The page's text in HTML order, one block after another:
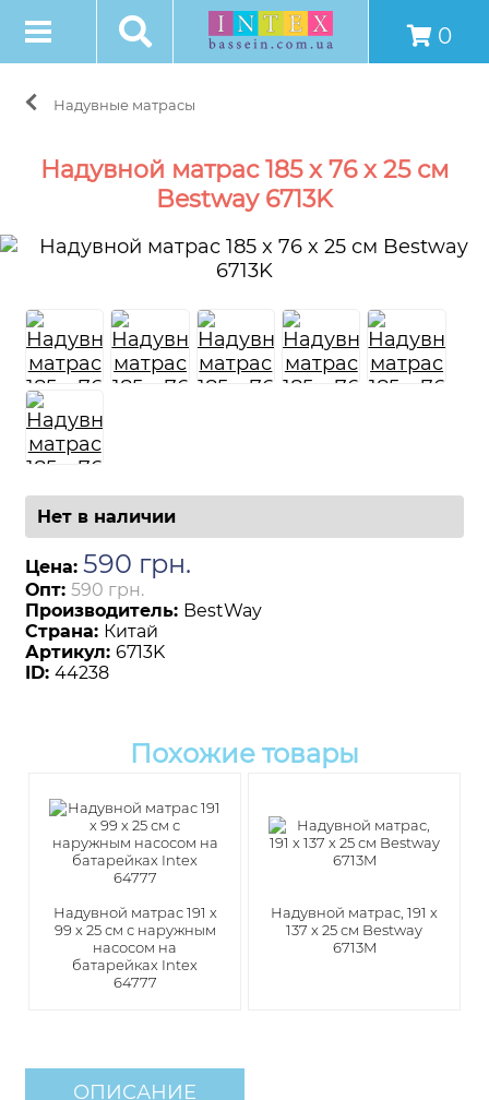
0
Надувные матрасы
Надувной матрас 185 x 76 x 25 см
Bestway 6713K
Нет в наличии
Цена: 590 грн.
Опт: 590 грн.
Производитель: BestWay
Страна: Китай
Артикул: 6713K
ID: 44238
Похожие товары
Надувной матрас 191 x
99 x 25 см с наружным
насосом на
батарейках Intex
64777
Надувной матрас, 191 x
137 x 25 см Bestway
6713M
ОПИСАНИЕ